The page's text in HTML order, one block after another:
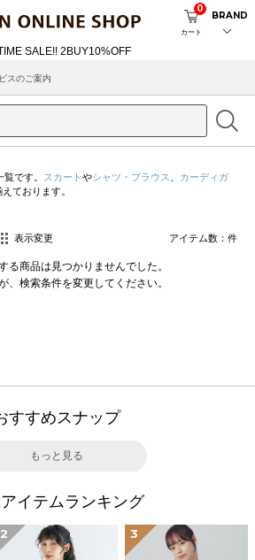
カート
0
BRAND
スのご案内
です。 スカート やシャツ・ブラウス
カーディガ
ております。
表示変更 アイテム数： 件
る商品は見つかりませんでした。
、検索条件を変更してください。
すすめスナップ
もっと見る
イテムランキング
2 3